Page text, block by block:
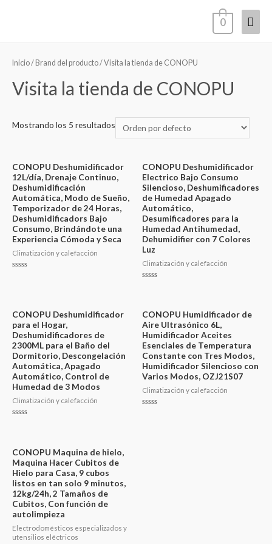
0
Inicio/ Brand del producto / Visita la tienda de CONOPU
Visita la tienda de CONOPU
Mostrando los 5 resultados
CONOPU Deshumidificador
12L/día, Drenaje Continuo,
Deshumidificación
Automática, Modo de Sueño,
Temporizador de 24 Horas,
Deshumidificadors Bajo
Consumo, Brindándote una
Experiencia Cómoda y Seca
Climatización y calefacción
CONOPU Deshumidificador
Electrico Bajo Consumo
Silencioso, Deshumificadores
de Humedad Apagado
Automático,
Desumificadores para la
Humedad Antihumedad,
Dehumidifier con 7 Colores
Luz
Climatización y calefacción
5
CONOPU Deshumidificador
para el Hogar,
Deshumidificadores de
2300ML para el Baño del
Dormitorio, Descongelación
Automática, Apagado
Automático, Control de
Humedad de 3 Modos
Climatización y calefacción
5
CONOPU Humidificador de
Aire Ultrasónico 6L,
Humidificador Aceites
Esenciales de Temperatura
Constante con Tres Modos,
Humidificador Silencioso con
Varios Modos, OZJ21S07
Climatización y calefacción
CONOPU Maquina de hielo,
Maquina Hacer Cubitos de
Hielo para Casa, 9 cubos
listos en tan solo 9 minutos,
12kg/24h, 2 Tamaños de
Cubitos, Con función de
autolimpieza
Electrodomésticos especializados y
utensilios eléctricos